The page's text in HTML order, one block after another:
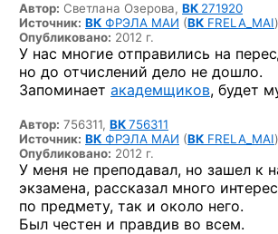
Автор: Светлана Озерова, ВК 271920
Источник: ВК ФРЭЛА МАИ (ВК FRELA_MAI)
Опубликовано: 2012 г.
У нас многие отправились на
но до отчислений дело не дошло.
Запоминает академщиков, будет
Автор: 756311, ВК756311
Источник: ВК ФРЭЛА МАИ (ВК FRELA_MAI)
Опубликовано: 2012 г.
У меня не преподавал, но зашел к
экзамена, рассказал много
по предмету, так и около него.
Был честен и правдив во всем.